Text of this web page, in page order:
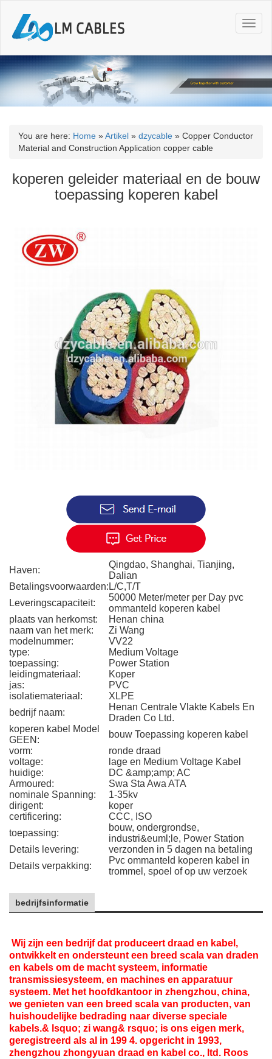
T
o
g
l
n
a
i
i
You are here: Home »Artikel » dzycable » Copper Conductor
Material and Construction Application copper cable
koperen geleider materiaal en de bouw
toepassing koperen kabel
Haven:
Qingdao, Shanghai, Tianjing,
Dalian
Betalingsvoorwaarden: L/C,T/T
Leveringscapaciteit:
50000 Meter/meter per Day pvc
ommanteld koperen kabel
plaats van herkomst:
Henan china
naam van het merk:
Zi Wang
modelnummer:
VV22
type:
Medium Voltage
toepassing:
Power Station
leidingmateriaal:
Koper
jas:
PVC
isolatiemateriaal:
XLPE
bedrijf naam:
Henan Centrale Vlakte Kabels En
Draden Co Ltd.
koperen kabel Model
GEEN:
bouw Toepassing koperen kabel
vorm:
ronde draad
voltage:
lage en Medium Voltage Kabel
huidige:
DC &amp;amp; AC
Armoured:
Swa Sta Awa ATA
nominale Spanning:
1-35kv
dirigent:
koper
certificering:
CCC, ISO
toepassing:
bouw, ondergrondse,
industri&euml;le, Power Station
Details levering:
verzonden in 5 dagen na betaling
Details verpakking:
Pvc ommanteld koperen kabel in
trommel, spoel of op uw verzoek
bedrijfsinformatie
Wij zijn een bedrijf dat produceert draad en kabel,
ontwikkelt en ondersteunt een breed scala van draden
en kabels om de macht systeem, informatie
transmissiesysteem, en machines en apparatuur
systeem. Met het hoofdkantoor in zhengzhou, china,
we genieten van een breed scala van producten, van
huishoudelijke bedrading naar diverse speciale
kabels.& lsquo; zi wang& rsquo; is ons eigen merk,
geregistreerd als al in 199 4. opgericht in 1993,
zhengzhou zhongyuan draad en kabel co., ltd. Roos